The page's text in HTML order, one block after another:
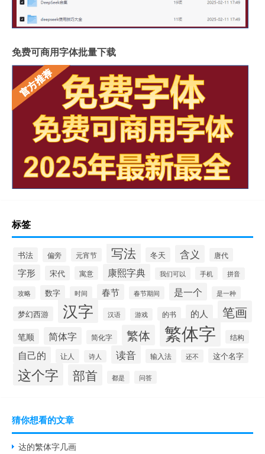
免费可商用字体批量下载
标签
书法 偏旁 元宵节 写法 冬天 含义 唐代
字形 宋代 寓意 康熙字典 我们可以 手机 拼音
攻略 数字 时间 春节 春节期间 是一个 是一种
梦幻西游 汉字 汉语 游戏 的书 的人 笔画
笔顺 简体字 简化字 繁体 繁体字 结构
自己的 让人 诗人 读音 输入法 还不 这个名字
这个字 部首 都是 问答
猜你想看的文章
达的繁体字几画